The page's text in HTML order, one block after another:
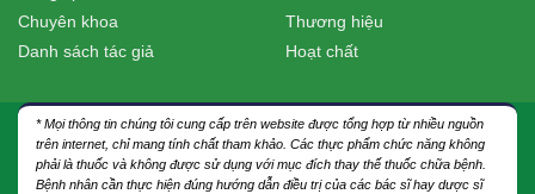
Chuyên khoa
Danh sách tác giả
Thương hiệu
Hoạt chất
* Mọi thông tin chúng tôi cung cấp trên website được tổng hợp từ nhiều nguồn
trên internet, chỉ mang tính chất tham khảo. Các thực phẩm chức năng không
phải là thuốc và không được sử dụng với mục đích thay thế thuốc chữa bệnh.
Bệnh nhân cần thực hiện đúng hướng dẫn điều trị của các bác sĩ hay dược sĩ